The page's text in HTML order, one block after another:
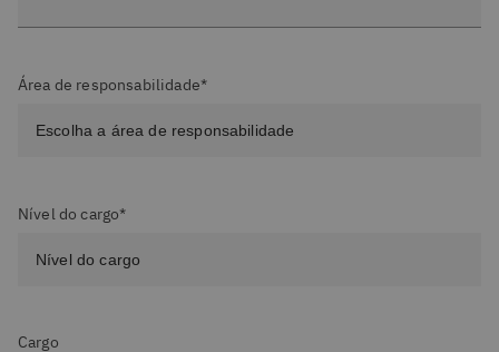
Área de responsabilidade*
Nível do cargo*
Cargo